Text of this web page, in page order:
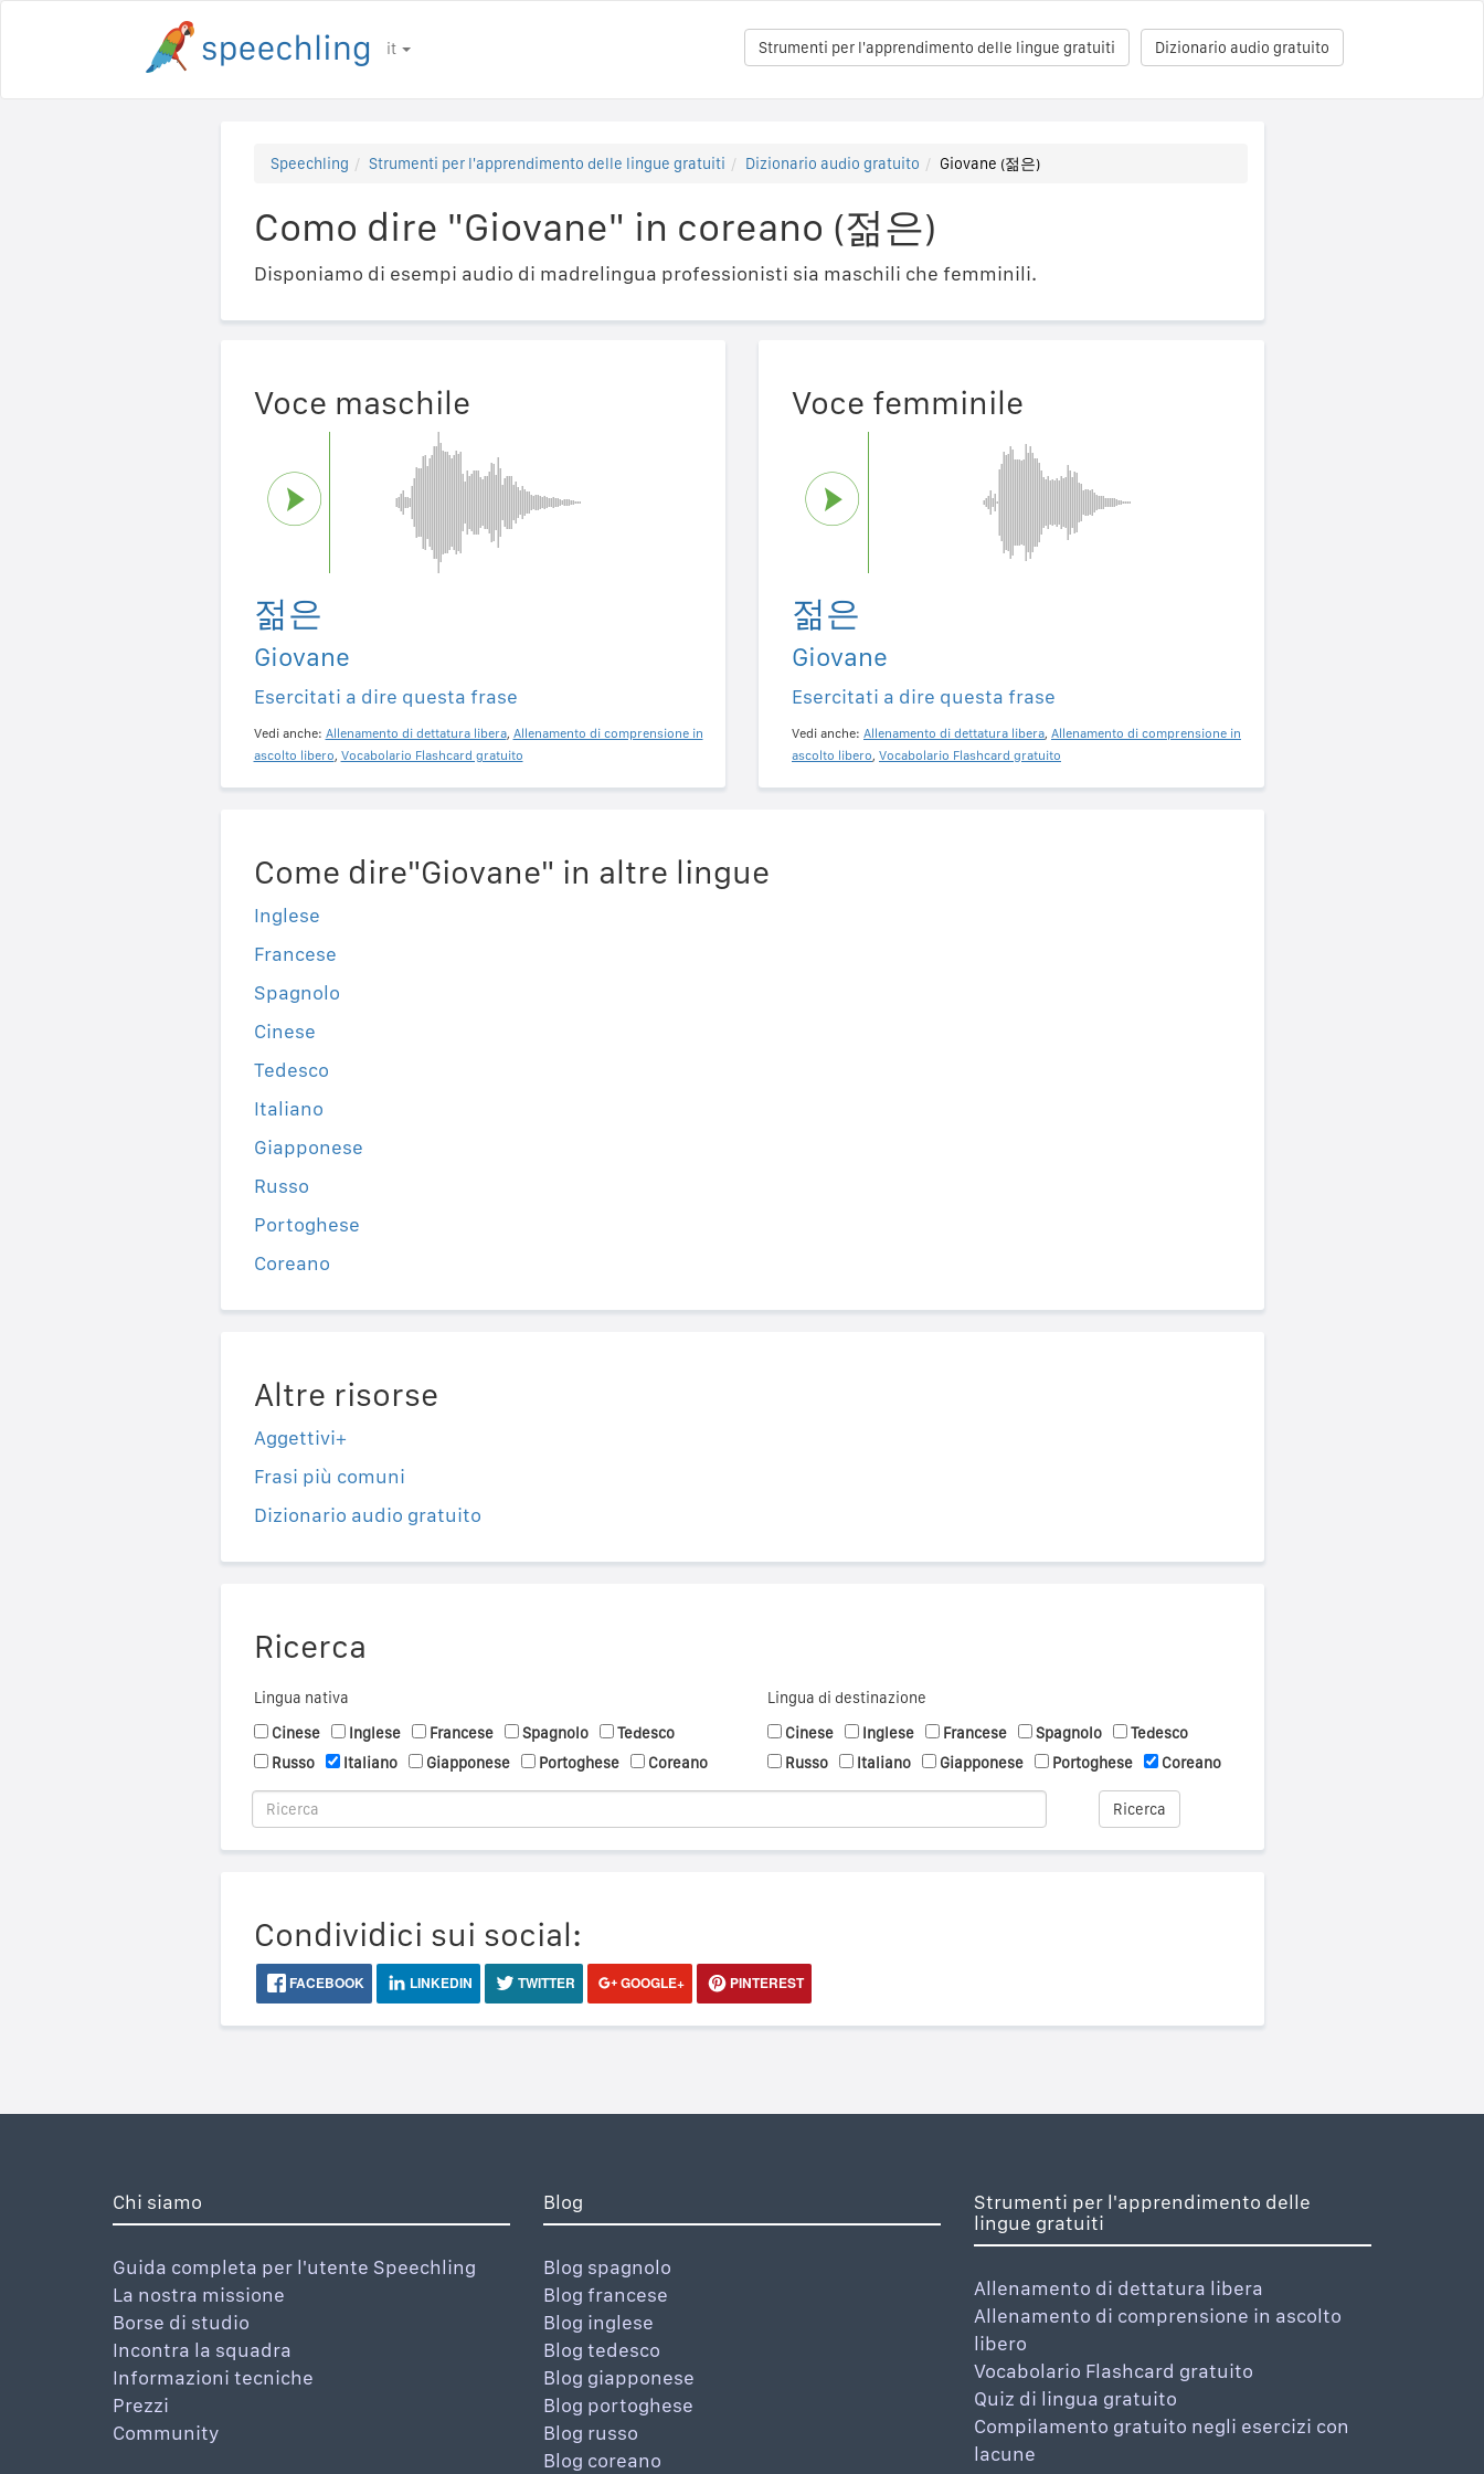
it Dizionario audio gratuito
Strumenti per l'apprendimento delle lingue gratuiti
Speechling Strumenti per l'apprendimento delle lingue gratuiti Dizionario audio gratuito Giovane (젊은)
Como dire "Giovane" in coreano (젊은)
Disponiamo di esempi audio di madrelingua professionisti sia maschili che femminili.
Voce maschile
젊은
Giovane
Esercitati a dire questa frase
Vedi anche: Allenamento di dettatura libera, Allenamento di comprensione in
ascolto libero, Vocabolario Flashcard gratuito
Voce femminile
젊은
Giovane
Esercitati a dire questa frase
Vedi anche: Allenamento di dettatura libera, Allenamento di comprensione in
ascolto libero, Vocabolario Flashcard gratuito
Come dire"Giovane" in altre lingue
Inglese
Francese
Spagnolo
Cinese
Tedesco
Italiano
Giapponese
Russo
Portoghese
Coreano
Altre risorse
Aggettivi+
Frasi più comuni
Dizionario audio gratuito
Ricerca
Lingua nativa
Cinese
Inglese Francese Spagnolo
Tedesco
Russo
Italiano Giapponese Portoghese Coreano
Lingua di destinazione
Cinese
Inglese Francese Spagnolo
Tedesco
Russo
Italiano Giapponese Portoghese Coreano
Ricerca
Condividici sui social:
FACEBOOK LINKEDIN TWITTER GOOGLE+ PINTEREST
Chi siamo
Guida completa per l'utente Speechling
La nostra missione
Borse di studio
Incontra la squadra
Informazioni tecniche
Prezzi
Community
Blog
Blog spagnolo
Blog francese
Blog inglese
Blog tedesco
Blog giapponese
Blog portoghese
Blog russo
Blog coreano
Strumenti per l'apprendimento delle
lingue gratuiti
Allenamento di dettatura libera
Allenamento di comprensione in ascolto
libero
Vocabolario Flashcard gratuito
Quiz di lingua gratuito
Compilamento gratuito negli esercizi con
lacune